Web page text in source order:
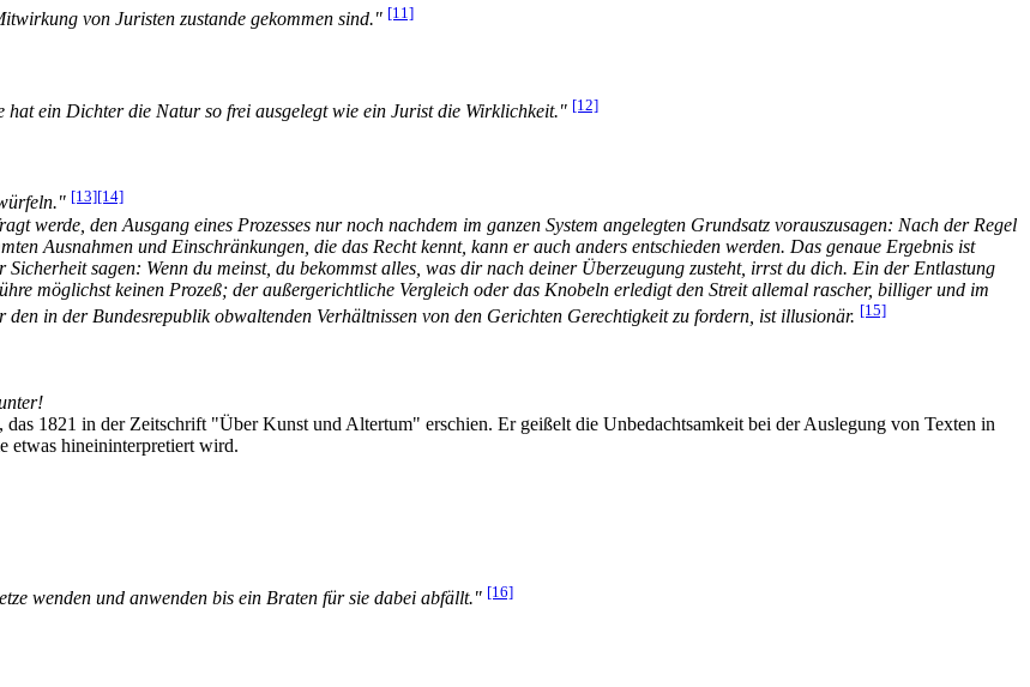
von Juristen zustande gekommen sind." [11]
ein Dichter die Natur so frei ausgelegt wie ein Jurist die Wirklichkeit." [12]
[13][14]
werde, den Ausgang eines Prozesses nur noch nachdem im ganzen System angelegten Grundsatz vorauszusagen: Nach der Regel
Ausnahmen und Einschränkungen, die das Recht kennt, kann er auch anders entschieden werden. Das genaue Ergebnis ist
sagen: Wenn du meinst, du bekommst alles, was dir nach deiner Überzeugung zusteht, irrst du dich. Ein der Entlastung
möglichst keinen Prozeß; der außergerichtliche Vergleich oder das Knobeln erledigt den Streit allemal rascher, billiger und im
in der Bundesrepublik obwaltenden Verhältnissen von den Gerichten Gerechtigkeit zu fordern, ist illusionär. [15]
1821 in der Zeitschrift "Über Kunst und Altertum" erschien. Er geißelt die Unbedachtsamkeit bei der Auslegung von Texten in
etwas hineininterpretiert wird.
wenden und anwenden bis ein Braten für sie dabei abfällt." [16]